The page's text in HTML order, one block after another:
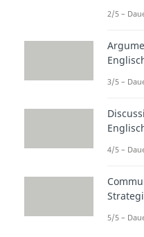
im
über
The
2/5 –
3/5 –
4/5 –
5/5 –